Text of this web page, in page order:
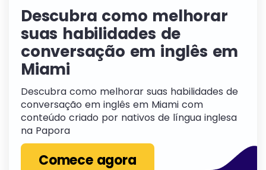
Descubra como melhorar
suas habilidades de
conversação em inglês em
Miami
Descubra como melhorar suas habilidades de
conversação em inglês em Miami com
conteúdo criado por nativos de língua inglesa
na Papora
Comece agora